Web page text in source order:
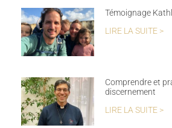
Témoignage
LIRE LA SUITE >
Comprendre et
discernement
LIRE LA SUITE >